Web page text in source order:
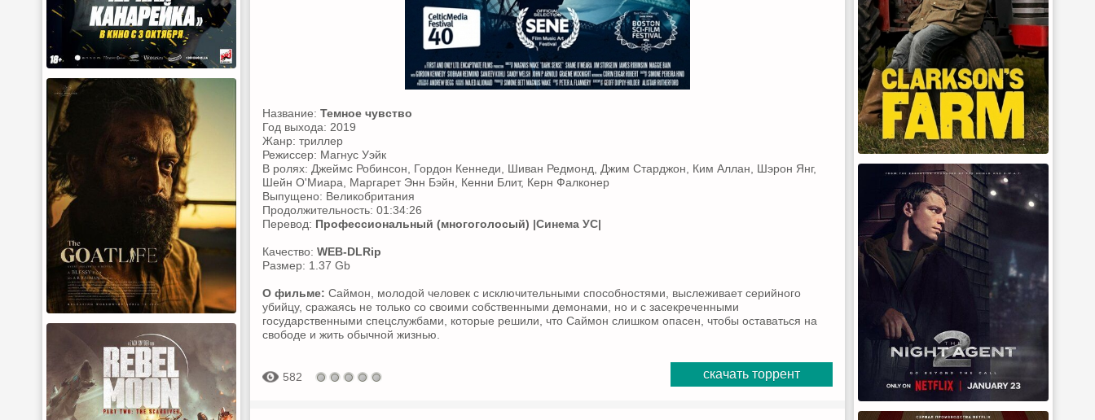
Название: Темное чувство
Год выхода: 2019
Жанр: триллер
Режиссер: Магнус Уэйк
В ролях: Джеймс Робинсон, Гордон Кеннеди, Шиван Редмонд, Джим Старджон, Ким Аллан, Шэрон Янг,
Шейн О'Миара, Маргарет Энн Бэйн, Кенни Блит, Керн Фалконер
Выпущено: Великобритания
Продолжительность: 01:34:26
Перевод: Профессиональный (многоголосый) |Синема УС|
Качество: WEB-DLRip
Размер: 1.37 Gb
О фильме: Саймон, молодой человек с исключительными способностями, выслеживает серийного
убийцу, сражаясь не только со своими собственными демонами, но и с засекреченными
государственными спецслужбами, которые решили, что Саймон слишком опасен, чтобы оставаться на
свободе и жить обычной жизнью.
582 скачать торрент